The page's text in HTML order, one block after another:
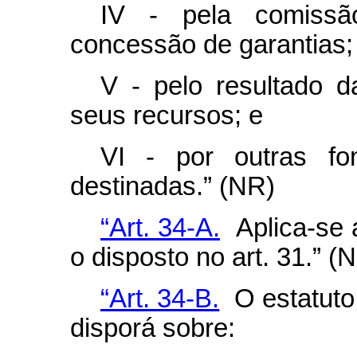
IV - pela
concessão de garantias;
V - pelo resultado
seus recursos; e
VI - por outras
destinadas.” (NR)
“Art. 34-A. Aplica-se
o disposto no art. 31.”
“Art. 34-B. O
disporá sobre: